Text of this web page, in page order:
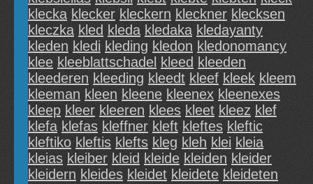
klecka klecker kleckern kleckner klecksen
kleczka kled kleda kledaka kledayanty
kleden kledi kleding kledon kledonomancy
klee kleeblattschadel kleed kleeden
kleederen kleeding kleedt kleef kleek kleem
kleeman kleen kleene kleenex kleenexes
kleep kleer kleeren klees kleet kleez klef
klefa klefas kleffner kleft kleftes kleftic
kleftiko kleftis klefts kleg kleh klei kleia
kleias kleiber kleid kleide kleiden kleider
kleidern kleides kleidet kleidete kleideten